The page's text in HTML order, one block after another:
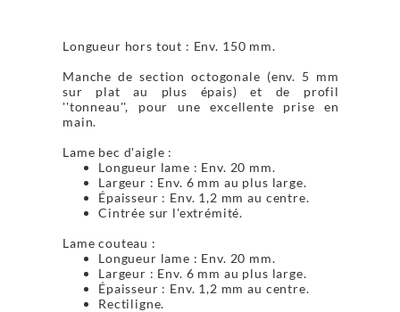
Longueur hors tout : Env. 150 mm.
Manche de section octogonale (env. 5 mm
sur plat au plus épais) et de profil
''tonneau'', pour une excellente prise en
main.
Lame bec d'aigle :
Longueur lame : Env. 20 mm.
Largeur : Env. 6 mm au plus large.
Épaisseur : Env. 1,2 mm au centre.
Cintrée sur l'extrémité.
Lame couteau :
Longueur lame : Env. 20 mm.
Largeur : Env. 6 mm au plus large.
Épaisseur : Env. 1,2 mm au centre.
Rectiligne.